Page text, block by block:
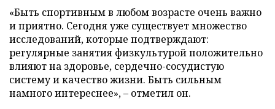
«Быть спортивным в любом возрасте очень важно
и приятно. Сегодня уже существует множество
исследований, которые подтверждают:
регулярные занятия физкультурой положительно
влияют на здоровье, сердечно-сосудистую
систему и качество жизни. Быть сильным
намного интереснее», – отметил он.